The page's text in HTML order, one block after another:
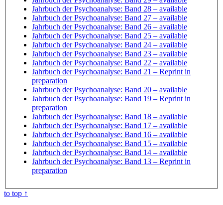
Jahrbuch der Psychoanalyse: Band 28 – available
Jahrbuch der Psychoanalyse: Band 27 – available
Jahrbuch der Psychoanalyse: Band 26 – available
Jahrbuch der Psychoanalyse: Band 25 – available
Jahrbuch der Psychoanalyse: Band 24 – available
Jahrbuch der Psychoanalyse: Band 23 – available
Jahrbuch der Psychoanalyse: Band 22 – available
Jahrbuch der Psychoanalyse: Band 21 – Reprint in
preparation
Jahrbuch der Psychoanalyse: Band 20 – available
Jahrbuch der Psychoanalyse: Band 19 – Reprint in
preparation
Jahrbuch der Psychoanalyse: Band 18 – available
Jahrbuch der Psychoanalyse: Band 17 – available
Jahrbuch der Psychoanalyse: Band 16 – available
Jahrbuch der Psychoanalyse: Band 15 – available
Jahrbuch der Psychoanalyse: Band 14 – available
Jahrbuch der Psychoanalyse: Band 13 – Reprint in
preparation
to top ↑